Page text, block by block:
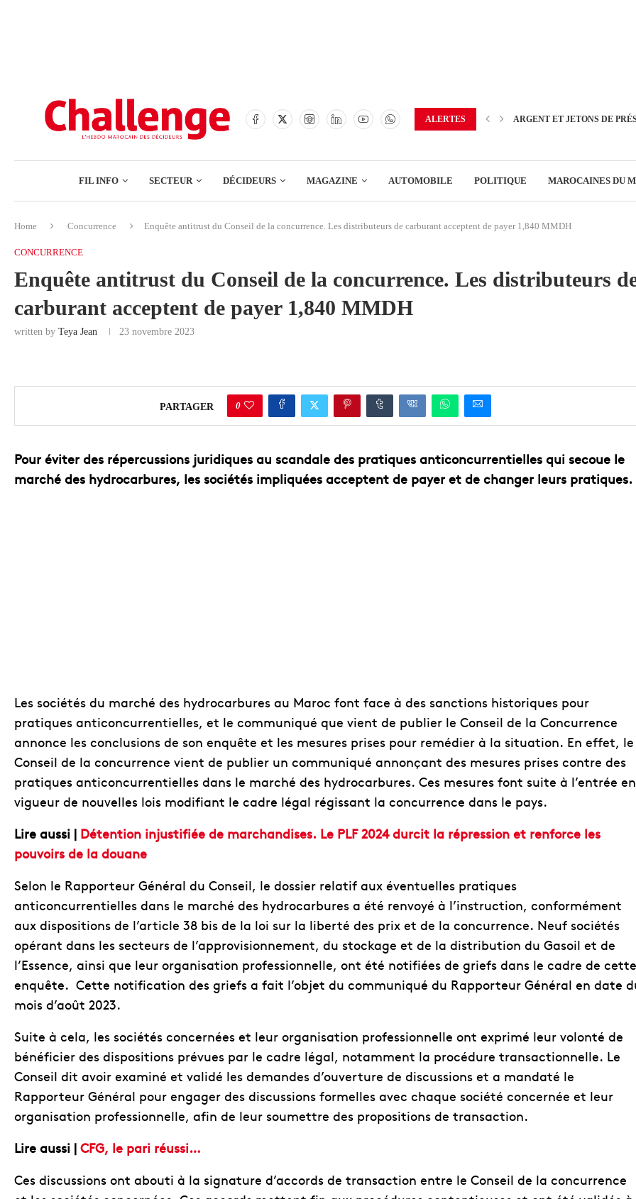
COMMERCE
ENSEIGNEMENT
ALERTES ARGENT ET JETONS DE
FIL INFO SECTEUR
BOURSE
FINANCE
COMMERCE
IMMOBILIER
DÉCIDEURS MAGAZINE AUTOMOBILE POLITIQUE MAROCAINES DU
Home Concurrence Enquête antitrust du Conseil de la concurrence. Les distributeurs de carburant acceptent de payer 1,840 MMDH
CONCURRENCE
Enquête antitrust du Conseil de la concurrence. Les distributeurs
carburant acceptent de payer 1,840 MMDH
written by Teya Jean 23 novembre 2023
PARTAGER 0
Pour éviter des répercussions juridiques au scandale des pratiques anticoncurrentielles qui secoue le
marché des hydrocarbures, les sociétés impliquées acceptent de payer et de changer leurs pratiques.
Les sociétés du marché des hydrocarbures au Maroc font face à des sanctions historiques pour
pratiques anticoncurrentielles, et le communiqué que vient de publier le Conseil de la Concurrence
annonce les conclusions de son enquête et les mesures prises pour remédier à la situation. En effet, le
Conseil de la concurrence vient de publier un communiqué annonçant des mesures prises contre des
pratiques anticoncurrentielles dans le marché des hydrocarbures. Ces mesures font suite à l’entrée en
vigueur de nouvelles lois modifiant le cadre légal régissant la concurrence dans le pays.
Lire aussi | Détention injustifiée de marchandises. Le PLF 2024 durcit la répression et renforce les
pouvoirs de la douane
Selon le Rapporteur Général du Conseil, le dossier relatif aux éventuelles pratiques
anticoncurrentielles dans le marché des hydrocarbures a été renvoyé à l’instruction, conformément
aux dispositions de l’article 38 bis de la loi sur la liberté des prix et de la concurrence. Neuf sociétés
opérant dans les secteurs de l’approvisionnement, du stockage et de la distribution du Gasoil et de
l’Essence, ainsi que leur organisation professionnelle, ont été notifiées de griefs dans le cadre de cette
enquête. Cette notification des griefs a fait l’objet du communiqué du Rapporteur Général en date
mois d’août 2023.
Suite à cela, les sociétés concernées et leur organisation professionnelle ont exprimé leur volonté de
bénéficier des dispositions prévues par le cadre légal, notamment la procédure transactionnelle. Le
Conseil dit avoir examiné et validé les demandes d’ouverture de discussions et a mandaté le
Rapporteur Général pour engager des discussions formelles avec chaque société concernée et leur
organisation professionnelle, afin de leur soumettre des propositions de transaction.
Lire aussi | CFG, le pari réussi…
Ces discussions ont abouti à la signature d’accords de transaction entre le Conseil de la concurrence